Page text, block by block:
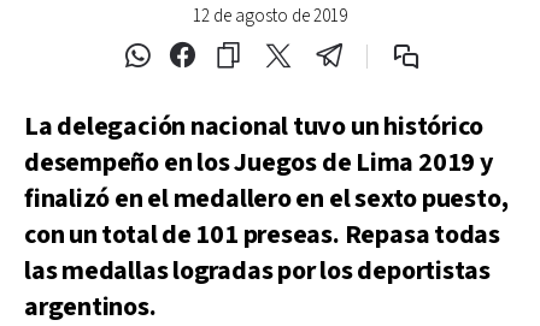
12 de agosto de 2019
La delegación nacional tuvo un histórico
desempeño en los Juegos de Lima 2019 y
finalizó en el medallero en el sexto puesto,
con un total de 101 preseas. Repasa todas
las medallas logradas por los deportistas
argentinos.